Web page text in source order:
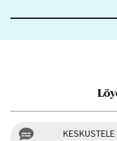
KESKUSTELE